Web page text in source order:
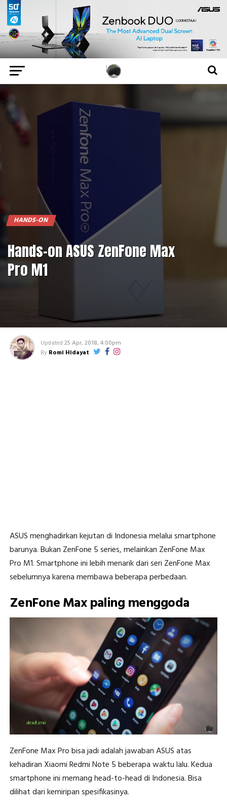
HANDS-ON
Hands-on ASUS ZenFone Max
Pro M1
Updated 25 Apr, 2018, 4:00pm
By Romi Hidayat
ASUS menghadirkan kejutan di Indonesia melalui smartphone
barunya. Bukan ZenFone 5 series, melainkan ZenFone Max
Pro M1. Smartphone ini lebih menarik dari seri ZenFone Max
sebelumnya karena membawa beberapa perbedaan.
ZenFone Max paling menggoda
ZenFone Max Pro bisa jadi adalah jawaban ASUS atas
kehadiran Xiaomi Redmi Note 5 beberapa waktu lalu. Kedua
smartphone ini memang head-to-head di Indonesia. Bisa
dilihat dari kemiripan spesifikasinya.